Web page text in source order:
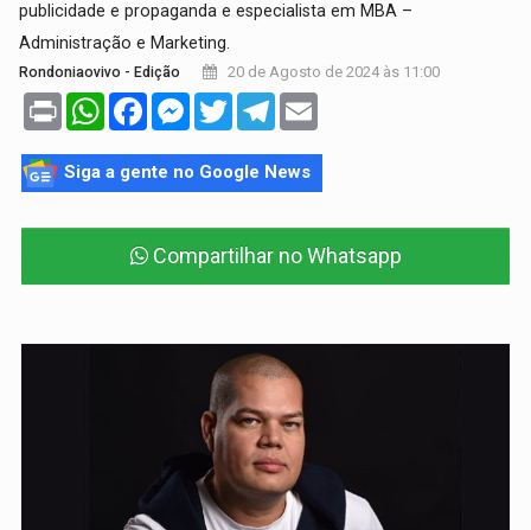
publicidade e propaganda e especialista em MBA –
Administração e Marketing.
Rondoniaovivo - Edição 20 de Agosto de 2024 às 11:00
Print WhatsAppFacebookMessenger
TwitterTelegram
Siga a gente no Google News
Compartilhar no Whatsapp